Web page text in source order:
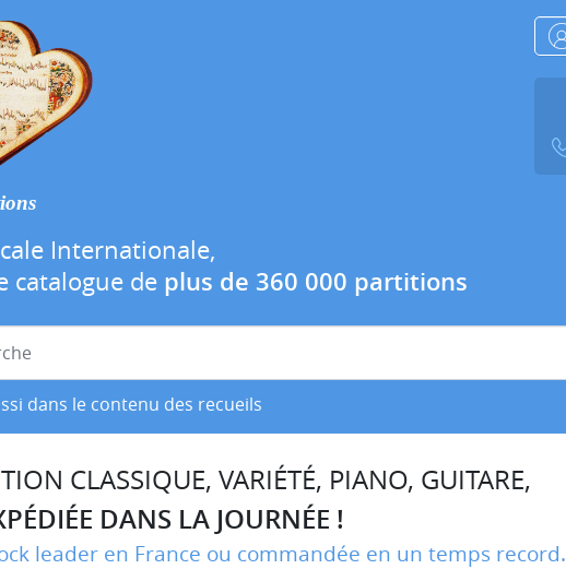
Internationale,
catalogue de plus de 360 000 partitions
dans le contenu des recueils
CLASSIQUE, VARIÉTÉ, PIANO, GUITARE,
DANS LA JOURNÉE !
leader en France ou commandée en un temps record.